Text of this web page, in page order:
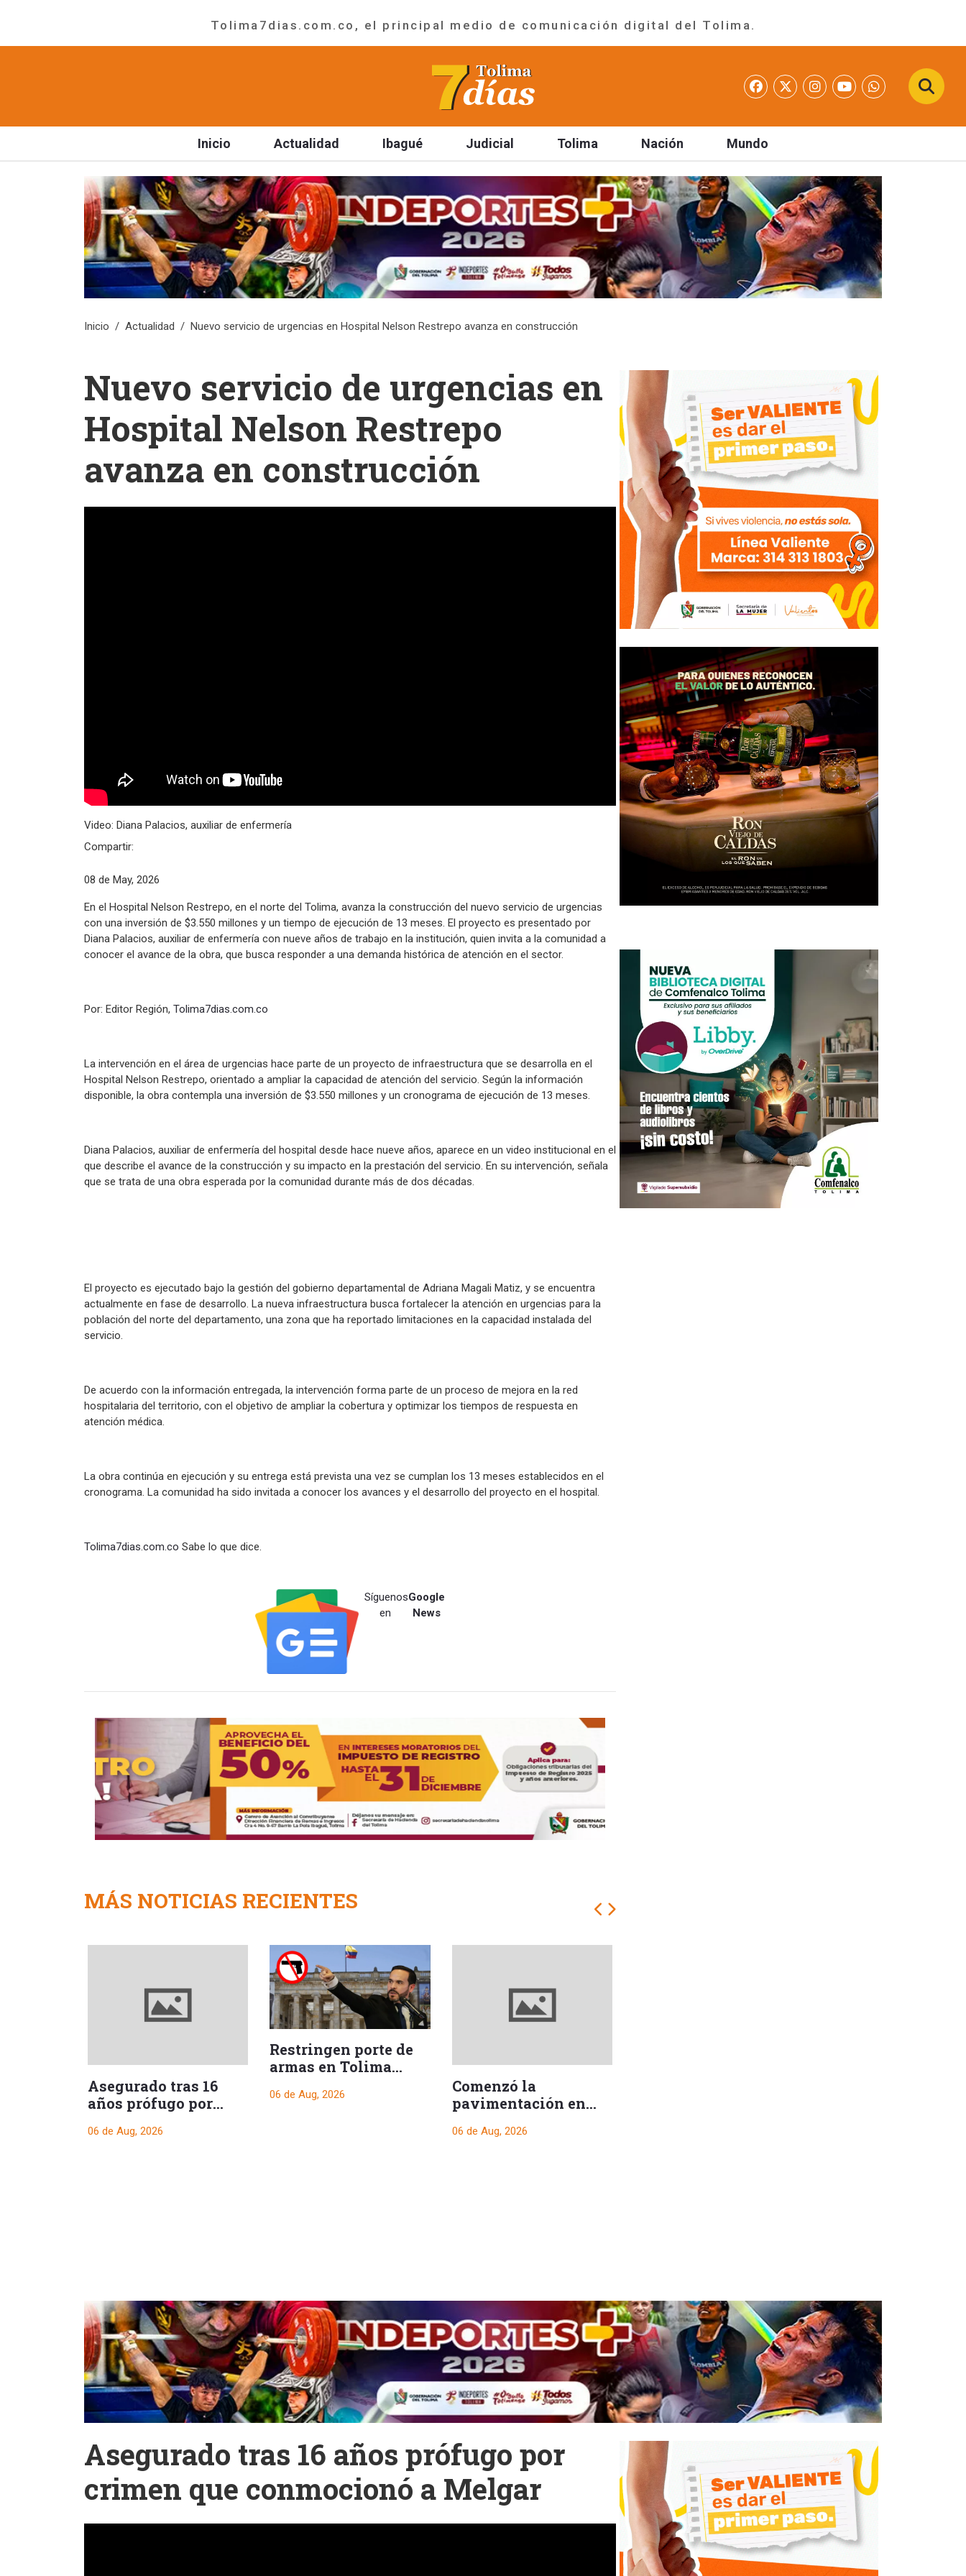
Tolima7dias.com.co, el principal medio de comunicación digital del Tolima.
Inicio Actualidad Ibagué Judicial Tolima Nación Mundo
Inicio Actualidad Nuevo servicio de urgencias en Hospital Nelson Restrepo avanza en construcción
Nuevo servicio de urgencias en
Hospital Nelson Restrepo
avanza en construcción
Video: Diana Palacios, auxiliar de enfermería
Compartir:
08 de May, 2026
En el Hospital Nelson Restrepo, en el norte del Tolima, avanza la construcción del nuevo servicio de urgencias
con una inversión de $3.550 millones y un tiempo de ejecución de 13 meses. El proyecto es presentado por
Diana Palacios, auxiliar de enfermería con nueve años de trabajo en la institución, quien invita a la comunidad a
conocer el avance de la obra, que busca responder a una demanda histórica de atención en el sector.
Por: Editor Región, Tolima7dias.com.co
La intervención en el área de urgencias hace parte de un proyecto de infraestructura que se desarrolla en el
Hospital Nelson Restrepo, orientado a ampliar la capacidad de atención del servicio. Según la información
disponible, la obra contempla una inversión de $3.550 millones y un cronograma de ejecución de 13 meses.
Diana Palacios, auxiliar de enfermería del hospital desde hace nueve años, aparece en un video institucional en el
que describe el avance de la construcción y su impacto en la prestación del servicio. En su intervención, señala
que se trata de una obra esperada por la comunidad durante más de dos décadas.
El proyecto es ejecutado bajo la gestión del gobierno departamental de Adriana Magali Matiz, y se encuentra
actualmente en fase de desarrollo. La nueva infraestructura busca fortalecer la atención en urgencias para la
población del norte del departamento, una zona que ha reportado limitaciones en la capacidad instalada del
servicio.
De acuerdo con la información entregada, la intervención forma parte de un proceso de mejora en la red
hospitalaria del territorio, con el objetivo de ampliar la cobertura y optimizar los tiempos de respuesta en
atención médica.
La obra continúa en ejecución y su entrega está prevista una vez se cumplan los 13 meses establecidos en el
cronograma. La comunidad ha sido invitada a conocer los avances y el desarrollo del proyecto en el hospital.
Tolima7dias.com.co Sabe lo que dice.
Síguenos
en
Google
News
MÁS NOTICIAS RECIENTES
Asegurado tras 16
años prófugo por
conmocionó a Melgar
06 de Aug, 2026
Restringen porte de
armas en Tolima
presidencial
06 de Aug, 2026
Comenzó la
pavimentación en
hacia El Salado
06 de Aug, 2026
Asegurado tras 16 años prófugo por
crimen que conmocionó a Melgar